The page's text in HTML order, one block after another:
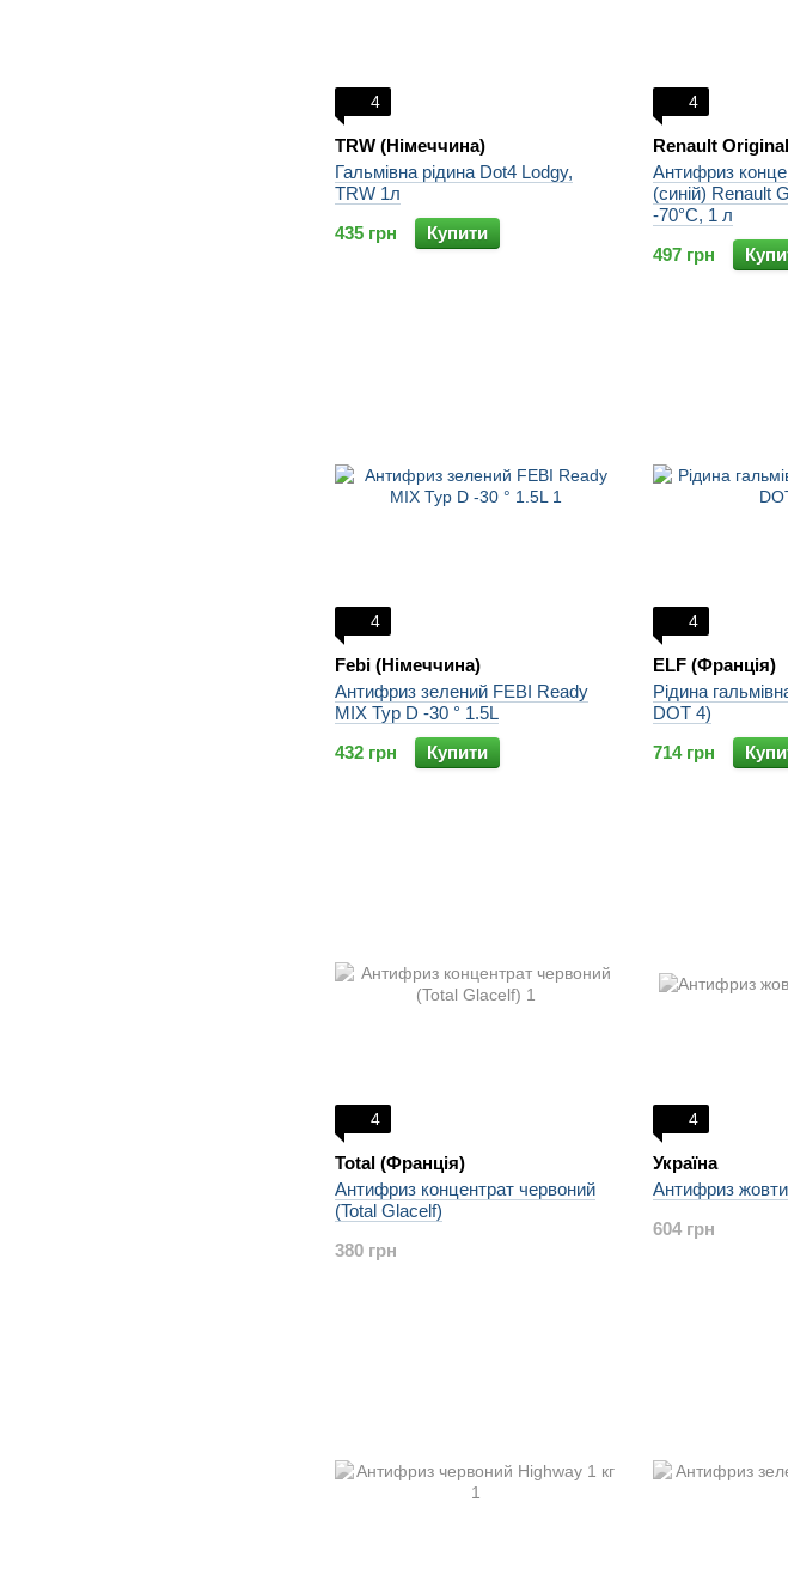
4
TRW (Німеччина)
Гальмівна рідина Dot4 Lodgy,
TRW 1л
435 грн
Купити
4
Renault Original
Антифриз
(синій) Renault
-70°С, 1 л
497 грн
4
Febi (Німеччина)
Антифриз зелений FEBI Ready
MIX Typ D -30 ° 1.5L
432 грн
Купити
4
ELF (Франція)
Рідина
DOT 4)
714 грн
4
Total (Франція)
Антифриз концентрат червоний
(Total Glacelf)
380 грн
4
Україна
Антифриз
604 грн